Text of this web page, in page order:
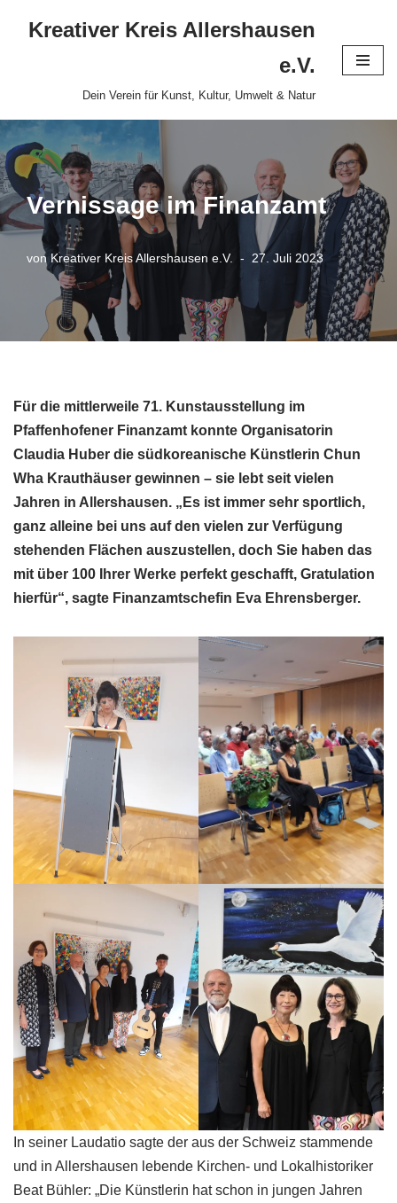
Kreativer Kreis Allershausen
e.V.
Dein Verein für Kunst, Kultur, Umwelt & Natur
Vernissage im Finanzamt
von Kreativer Kreis Allershausen e.V. 27. Juli 2023
Für die mittlerweile 71. Kunstausstellung im
Pfaffenhofener Finanzamt konnte Organisatorin
Claudia Huber die südkoreanische Künstlerin Chun
Wha Krauthäuser gewinnen – sie lebt seit vielen
Jahren in Allershausen. „Es ist immer sehr sportlich,
ganz alleine bei uns auf den vielen zur Verfügung
stehenden Flächen auszustellen, doch Sie haben das
mit über 100 Ihrer Werke perfekt geschafft, Gratulation
hierfür“, sagte Finanzamtschefin Eva Ehrensberger.
In seiner Laudatio sagte der aus der Schweiz stammende
und in Allershausen lebende Kirchen- und Lokalhistoriker
Beat Bühler: „Die Künstlerin hat schon in jungen Jahren